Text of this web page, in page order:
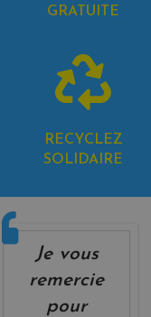
GRATUITE
RECYCLEZ
SOLIDAIRE
Je vous
remercie
pour